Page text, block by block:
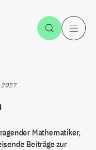
Suche
Mathematiker,
Beiträge zur